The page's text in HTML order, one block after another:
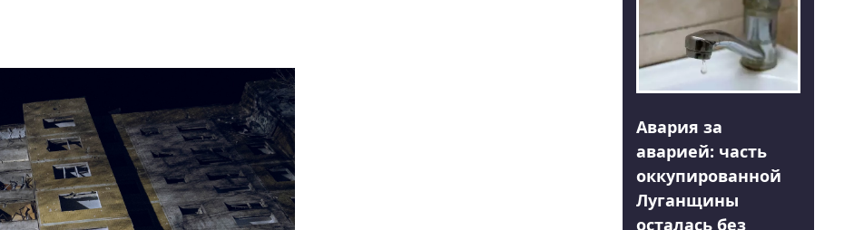
Авария за
аварией: часть
оккупированной
Луганщины
осталась без